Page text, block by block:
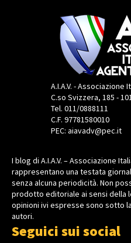
A.I.A.V. - Associazione
C.so Svizzera, 185 -
Tel. 011/0888111
C.F. 97781580010
PEC: aiavadv@pec.it
I blog di A.I.A.V. – Associazione
rappresentano una testata
senza alcuna periodicità. Non
prodotto editoriale ai sensi della
opinioni ivi espresse sono sotto
autori.
Seguici sui social